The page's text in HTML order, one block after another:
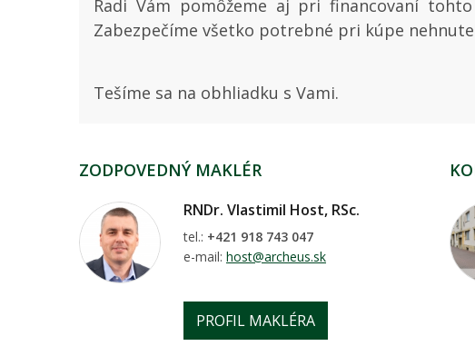
Radi Vám pomôžeme aj pri financovaní
Zabezpečíme všetko potrebné pri kúpe
Tešíme sa na obhliadku s Vami.
ZODPOVEDNÝ MAKLÉR
RNDr. Vlastimil Host, RSc.
tel.: +421 918 743 047
e-mail: host@archeus.sk
PROFIL MAKLÉRA